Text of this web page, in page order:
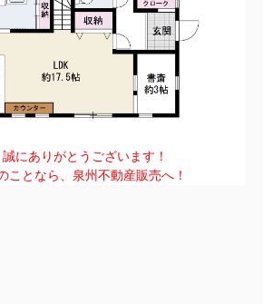
にありがとうございます！
ことなら、泉州不動産販売へ！